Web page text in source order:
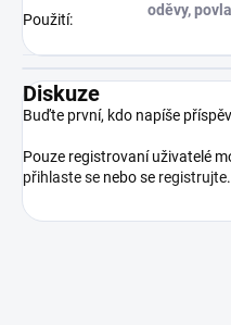
Použití:
oděvy,
Diskuze
Buďte první, kdo napíše
Pouze registrovaní uživatelé
přihlaste se nebo se registrujte.